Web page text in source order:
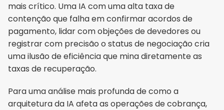
mais crítico. Uma IA com uma alta taxa de
contenção que falha em confirmar acordos de
pagamento, lidar com objeções de devedores ou
registrar com precisão o status de negociação cria
uma ilusão de eficiência que mina diretamente as
taxas de recuperação.
Para uma análise mais profunda de como a
arquitetura da IA afeta as operações de cobrança,